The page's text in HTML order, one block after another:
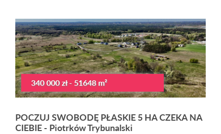
340 000 zł - 51648 m²
POCZUJ SWOBODĘ PŁASKIE 5 HA CZEKA NA
CIEBIE - Piotrków Trybunalski